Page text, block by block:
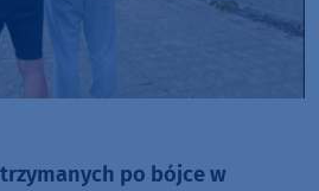
po bójce w